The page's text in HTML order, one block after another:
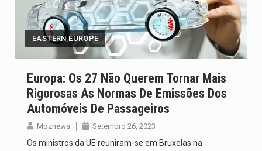
Um dos casos mais graves envolveu a residência de Sam…
A cidade de Bunia, capital da província de Ituri, tornou-se…
Legislação, renomeada em homenagem ao falecido senador Lindsey Graham, foi…
EASTERN EUROPE
Europa: Os 27 Não Querem Tornar Mais
Rigorosas As Normas De Emissões Dos
Automóveis De Passageiros
Moznews Setembro 26, 2023
Os ministros da UE reuniram-se em Bruxelas na